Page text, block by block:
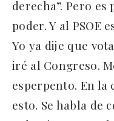
derecha”. Pero
poder. Y al PSOE
Yo ya dije que
iré al Congreso.
esperpento. En la
esto. Se habla de